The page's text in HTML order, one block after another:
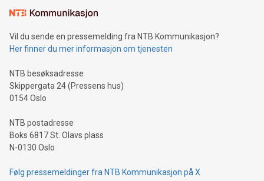
Vil du sende en pressemelding fra NTB Kommunikasjon?
Her finner du mer informasjon om tjenesten
NTB besøksadresse
Skippergata 24 (Pressens hus)
0154 Oslo
NTB postadresse
Boks 6817 St. Olavs plass
N-0130 Oslo
Følg pressemeldinger fra NTB Kommunikasjon på X